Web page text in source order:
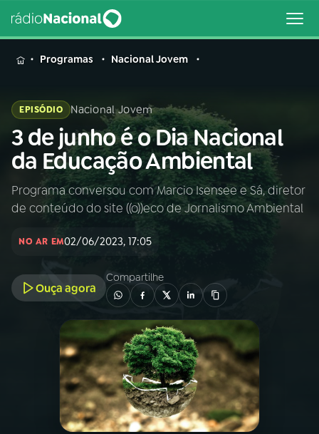
MENU
Buscar
na
Rádio
Nacional
Buscar
AO VIVO
PROGRAMAÇÃO
PROGRAMAS
Programas Nacional Jovem
EPISÓDIO Nacional Jovem
3 de junho é o Dia Nacional
da Educação Ambiental
Programa conversou com Marcio Isensee e Sá, diretor
de conteúdo do site ((o))eco de Jornalismo Ambiental
NO AR EM02/06/2023, 17:05
Ouça agora
Compartilhe